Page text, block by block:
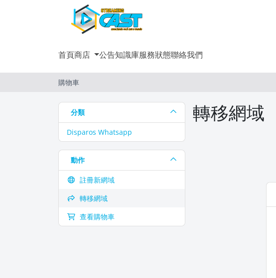
首頁商店 公告知識庫服務狀態聯絡我們
購物車
分類
Disparos Whatsapp
動作
註冊新網域
轉移網域
查看購物車
轉移網域